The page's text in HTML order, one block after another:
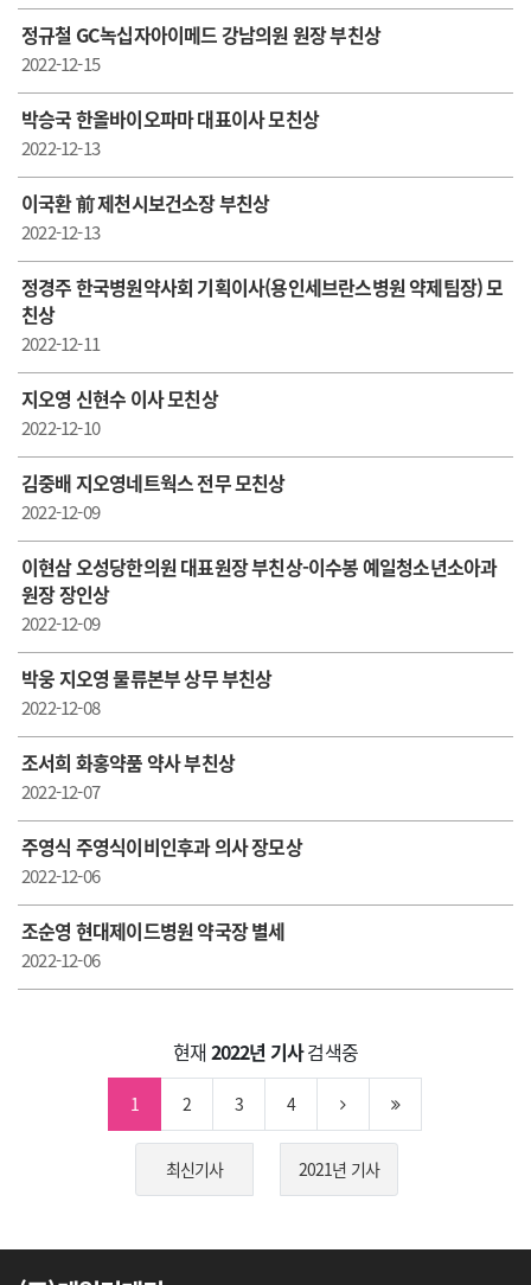
정규철 GC녹십자아이메드 강남의원 원장 부친상
2022-12-15
박승국 한올바이오파마 대표이사 모친상
2022-12-13
이국환 前 제천시보건소장 부친상
2022-12-13
정경주 한국병원약사회 기획이사(용인세브란스병원 약제팀장) 모
친상
2022-12-11
지오영 신현수 이사 모친상
2022-12-10
김중배 지오영네트웍스 전무 모친상
2022-12-09
이현삼 오성당한의원 대표원장 부친상-이수봉 예일청소년소아과
원장 장인상
2022-12-09
박웅 지오영 물류본부 상무 부친상
2022-12-08
조서희 화홍약품 약사 부친상
2022-12-07
주영식 주영식이비인후과 의사 장모상
2022-12-06
조순영 현대제이드병원 약국장 별세
2022-12-06
현재 2022년 기사검색중
최신기사
1 2 3 4
2021년 기사